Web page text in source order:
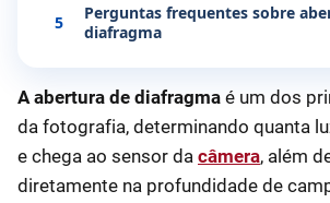
5
Perguntas frequentes sobre
diafragma
A abertura de diafragma é um dos
da fotografia, determinando quanta
e chega ao sensor da câmera, além
diretamente na profundidade de